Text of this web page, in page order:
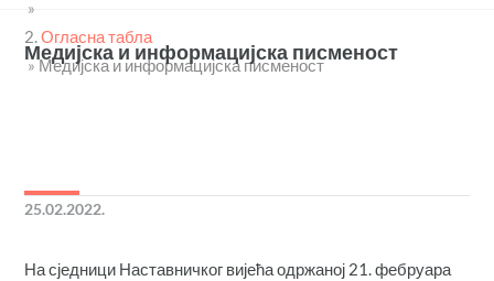
»
Огласна табла
»Медијска и информацијска писменост
Медијска и информацијска писменост
25.02.2022.
На сједници Наставничког вијећа одржаној 21. фебруара